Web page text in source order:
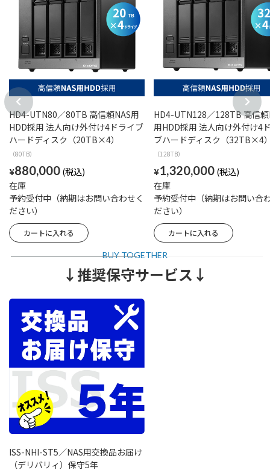
HD4-UTN80／80TB 高信頼NAS用
HDD採用 法人向け外付け4ドライブ
ハードディスク（20TB×4）
（80TB）
¥880,000
在庫
予約受付中（納期はお問い合わせく
ださい）
HD4-UTN128／128TB 高信頼
用HDD採用 法人向け外付け4
ブハードディスク（32TB×4
（128TB）
¥1,320,000
在庫
予約受付中（納期はお問い合
ださい）
↓推奨保守サービス↓
ISS-NHI-ST5／NAS用交換品お届け
（デリバリィ）保守5年